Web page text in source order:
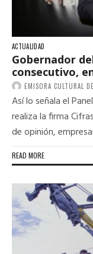
ACTUALIDAD
Gobernador
consecutivo,
EMISORA CULTURAL
Así lo señala el
realiza la firma
de opinión,
READ MORE